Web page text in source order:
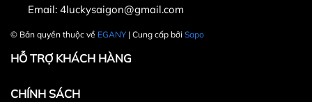
30.000 VNĐ
Email: 4luckysaigon@gmail.com
© Bản quyền thuộc về EGANY| Cung cấp bởi Sapo
HỖ TRỢ KHÁCH HÀNG
CHÍNH SÁCH